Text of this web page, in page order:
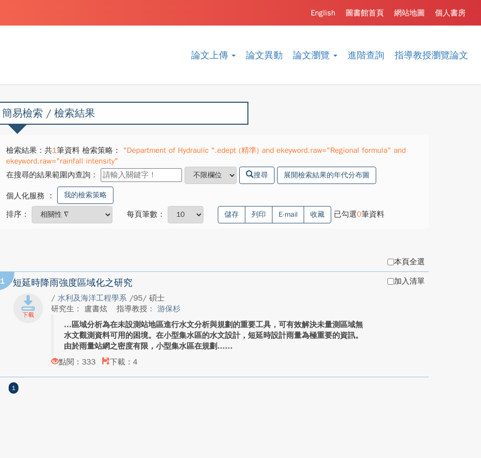
論文上傳 論文異動 論文瀏覽 進階查詢 指導教授瀏覽論文
個人書房
網站地圖
圖書館首頁
English
簡易檢索 / 檢索結果
檢索結果：共1筆資料 檢索策略：
"Department of Hydraulic ".edept (精準) and ekeyword.raw="Regional formula" and
ekeyword.raw="rainfall intensity"
在搜尋的結果範圍內查詢：
搜尋 展開檢索結果的年代分布圖
個人化服務 ： 我的檢索策略
排序： 每頁筆數： 儲存 列印 E-mail 收藏 已勾選0筆資料
本頁全選
1 短延時降雨強度區域化之研究
/ 水利及海洋工程學系 /95/ 碩士
研究生： 盧書炫
指導教授： 游保杉
區域分析為在未設測站地區進行水文分析與規劃的重要工具，可有效解決未量測區域無
水文觀測資料可用的困境。在小型集水區的水文設計，短延時設計雨量為極重要的資訊。
由於雨量站網之密度有限，小型集水區在規劃...
點閱：333
下載：4
加入清單
1